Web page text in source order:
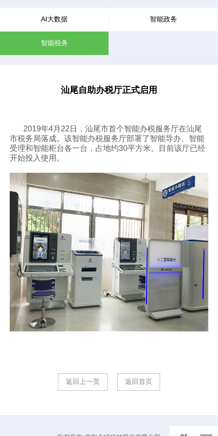
AI大数据 智能政务
智能税务
汕尾自助办税厅正式启用
2019年4月22日，汕尾市首个智能办税服务厅在汕尾
市税务局落成。该智能办税服务厅部署了智能导办、智能
受理和智能柜台各一台，占地约30平方米。目前该厅已经
开始投入使用。
返回上一页 返回首页